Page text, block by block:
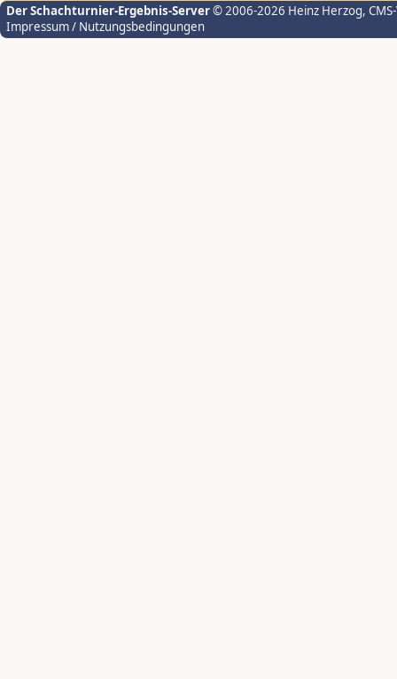
Der Schachturnier-Ergebnis-Server© 2006-2026 Heinz Herzog,
Impressum / Nutzungsbedingungen